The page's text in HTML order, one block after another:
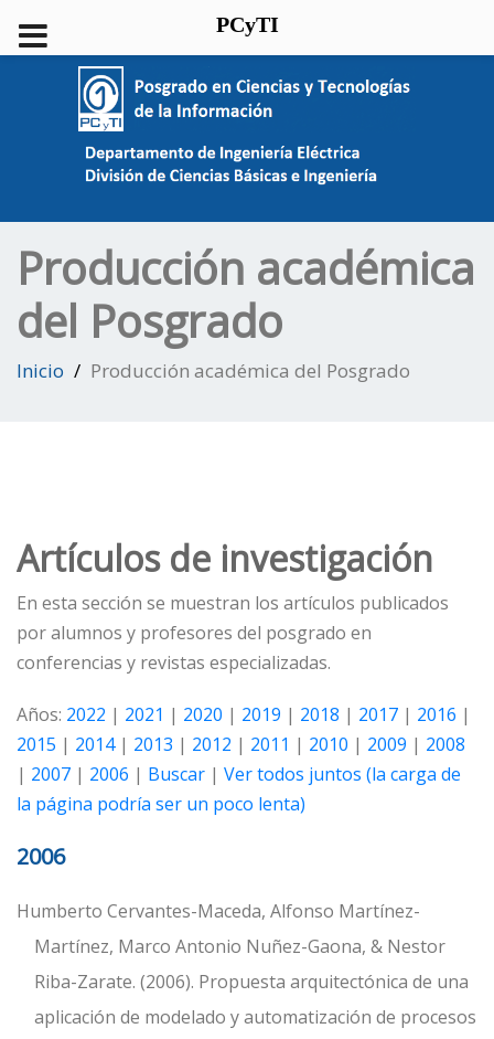
Producción académica
del Posgrado
Inicio Producción académica del Posgrado
Artículos de investigación
En esta sección se muestran los artículos publicados
por alumnos y profesores del posgrado en
conferencias y revistas especializadas.
Años: 2022 | 2021 | 2020 | 2019 | 2018 | 2017 | 2016 |
2015 | 2014| 2013 | 2012 | 2011 | 2010 | 2009 | 2008
| 2007 | 2006 | Buscar | Ver todos juntos (la carga de
la página podría ser un poco lenta)
2006
Humberto Cervantes-Maceda, Alfonso Martínez-
Martínez, Marco Antonio Nuñez-Gaona, & Nestor
Riba-Zarate. (2006). Propuesta arquitectónica de una
aplicación de modelado y automatización de procesos
PCyTI